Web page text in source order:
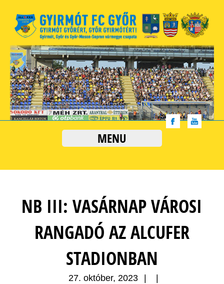
MENU
NB III: VASÁRNAP VÁROSI
RANGADÓ AZ ALCUFER
STADIONBAN
27. október, 2023